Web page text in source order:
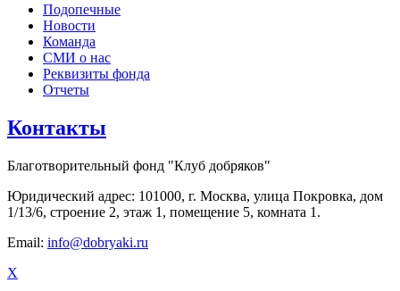
Подопечные
Новости
Команда
СМИ о нас
Реквизиты фонда
Отчеты
Контакты
Благотворительный фонд "Клуб добряков"
Юридический адрес: 101000, г. Москва, улица Покровка, дом
1/13/6, строение 2, этаж 1, помещение 5, комната 1.
Email: info@dobryaki.ru
X